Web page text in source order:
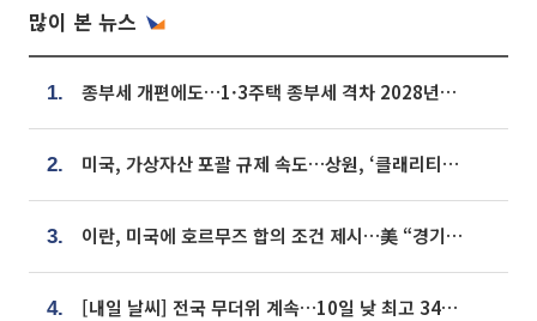
많이 본 뉴스
1. 종부세 개편에도…1·3주택 종부세 격차 2028년부터 확대
2. 미국, 가상자산 포괄 규제 속도…상원, ‘클래리티법’ 9월 절차투표 추진
3. 이란, 미국에 호르무즈 합의 조건 제시…美 “경기 아직 안 끝나” [종합]
4. [내일 날씨] 전국 무더위 계속…10일 낮 최고 34도 육박